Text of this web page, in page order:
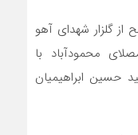
محمودآباد از ساعت ۹ صبح از گلزار شهدای آهو
محمودآباد با
حسین ابراهیمیان